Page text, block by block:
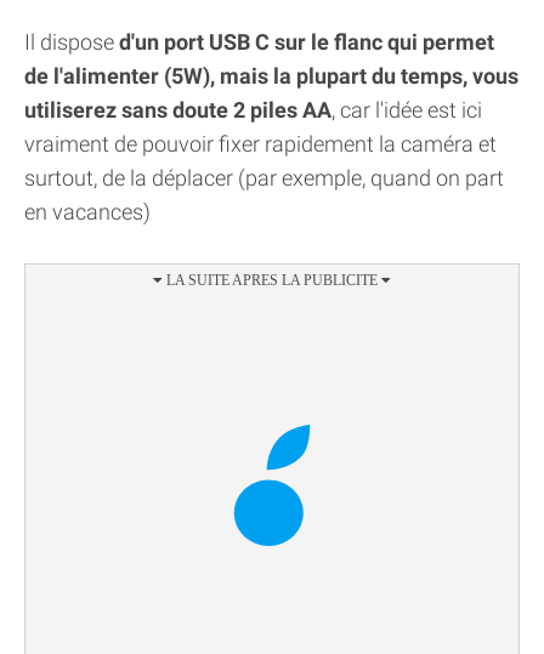
Il disposed'un port USB C sur le flanc qui permet
de l'alimenter (5W), mais la plupart du temps, vous
utiliserez sans doute 2 piles AA, car l'idée est ici
vraiment de pouvoir fixer rapidement la caméra et
surtout, de la déplacer (par exemple, quand on part
en vacances)